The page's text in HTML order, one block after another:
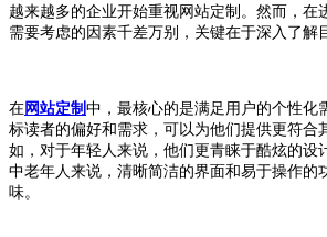
越来越多的企业开始重视网站定制。然而，在
需要考虑的因素千差万别，关键在于深入了解
在网站定制 中，最核心的是满足用户的个性化
标读者的偏好和需求，可以为他们提供更符合
如，对于年轻人来说，他们更青睐于酷炫的设
中老年人来说，清晰简洁的界面和易于操作的
味。